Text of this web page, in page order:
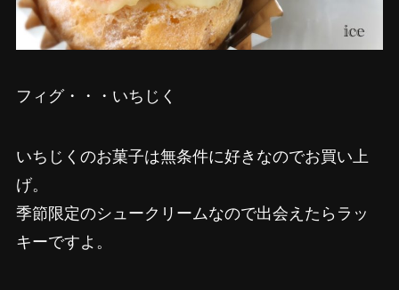
フィグ・・・いちじく
いちじくのお菓子は無条件に好きなのでお買い上
げ。
季節限定のシュークリームなので出会えたらラッ
キーですよ。